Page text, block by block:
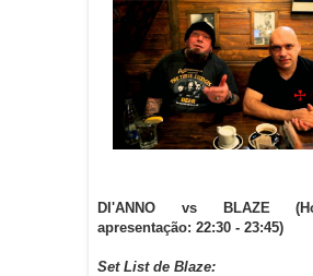
DI'ANNO vs BLAZE
apresentação: 22:30 - 23:45)
Set List de Blaze: